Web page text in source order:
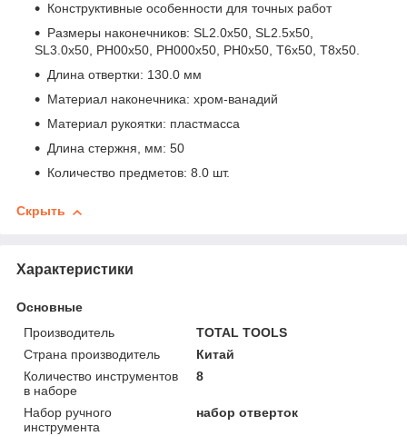
Конструктивные особенности для точных работ
Размеры наконечников: SL2.0x50, SL2.5x50,
SL3.0x50, PH00x50, PH000x50, PH0x50, T6x50, T8x50.
Длина отвертки: 130.0 мм
Материал наконечника: хром-ванадий
Материал рукоятки: пластмасса
Длина стержня, мм: 50
Количество предметов: 8.0 шт.
Скрыть
Характеристики
Основные
Производитель
TOTAL TOOLS
Страна производитель
Китай
Количество инструментов
в наборе
8
Набор ручного
инструмента
набор отверток